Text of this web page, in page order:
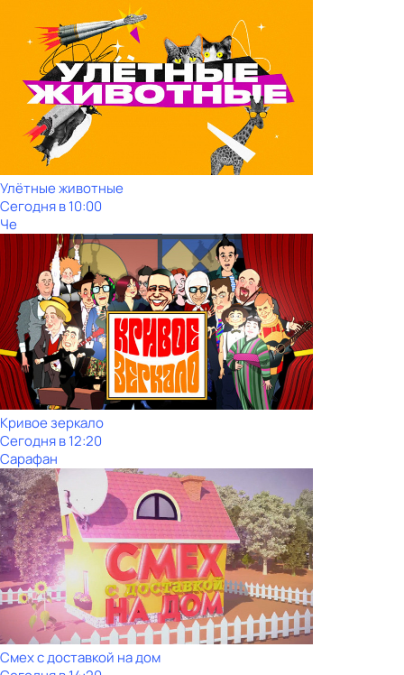
Улётные животные
Сегодня в 10:00
Че
Кривое зеркало
Сегодня в 12:20
Сарафан
Смех с доставкой на дом